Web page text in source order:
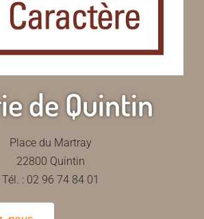
de Quintin
Place du Martray
22800 Quintin
Tél. : 02 96 74 84 01